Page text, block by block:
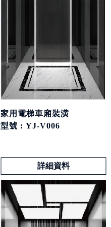
家用電梯車廂裝潢
型號 : YJ-V006
詳細資料